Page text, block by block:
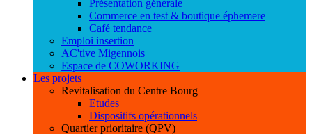
Présentation générale
Commerce en test & boutique éphemere
Café tendance
Emploi insertion
AC'tive Migennois
Espace de COWORKING
Les projets
Revitalisation du Centre Bourg
Etudes
Dispositifs opérationnels
Quartier prioritaire (QPV)